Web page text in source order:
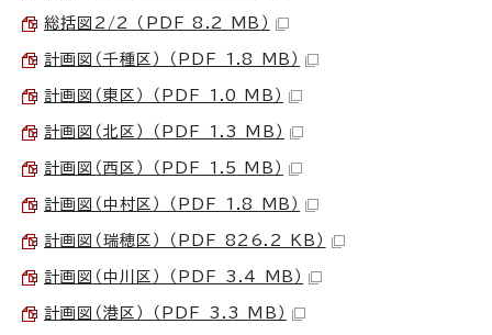
総括図2/2 （PDF 8.2 MB）
計画図（千種区） （PDF 1.8 MB）
計画図（東区） （PDF 1.0 MB）
計画図（北区） （PDF 1.3 MB）
計画図（西区） （PDF 1.5 MB）
計画図（中村区） （PDF 1.8 MB）
計画図（瑞穂区） （PDF 826.2 KB）
計画図（中川区） （PDF 3.4 MB）
計画図（港区） （PDF 3.3 MB）